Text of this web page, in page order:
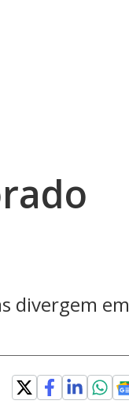
divergem em